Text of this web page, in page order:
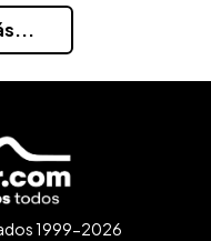
1999-2026